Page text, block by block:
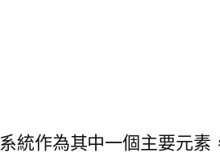
統作為其中一個主要元